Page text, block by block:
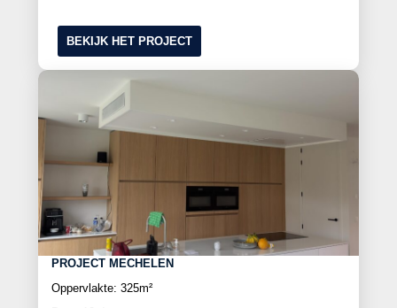
BEKIJK HET PROJECT
PROJECT MECHELEN
Oppervlakte: 325m²